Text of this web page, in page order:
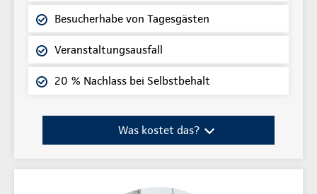
Besucherhabe von Tagesgästen
Veranstaltungsausfall
20 % Nachlass bei Selbstbehalt
Was kostet das?